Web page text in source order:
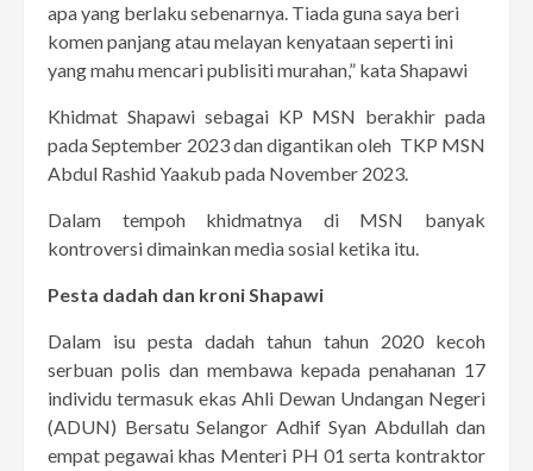
apa yang berlaku sebenarnya. Tiada guna saya beri
komen panjang atau melayan kenyataan seperti ini
yang mahu mencari publisiti murahan,” kata Shapawi
Khidmat Shapawi sebagai KP MSN berakhir pada
pada September 2023 dan digantikan oleh TKP MSN
Abdul Rashid Yaakub pada November 2023.
Dalam tempoh khidmatnya di MSN banyak
kontroversi dimainkan media sosial ketika itu.
Pesta dadah dan kroni Shapawi
Dalam isu pesta dadah tahun tahun 2020 kecoh
serbuan polis dan membawa kepada penahanan 17
individu termasuk ekas Ahli Dewan Undangan Negeri
(ADUN) Bersatu Selangor Adhif Syan Abdullah dan
empat pegawai khas Menteri PH 01 serta kontraktor